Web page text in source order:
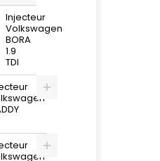
Injecteur
Volkswagen
BORA
1.9
TDI